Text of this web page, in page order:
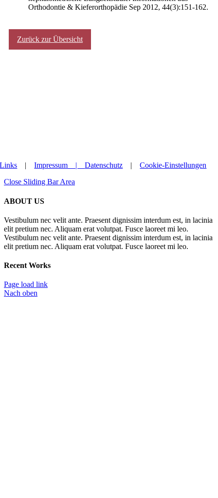
Zurück zur Übersicht
Orthodontie & Kieferorthopädie Sep 2012, 44(3):151-162.
Links |Impressum |Datenschutz |Cookie-Einstellungen
Close Sliding Bar Area
ABOUT US
Vestibulum nec velit ante. Praesent dignissim interdum est, in lacinia
elit pretium nec. Aliquam erat volutpat. Fusce laoreet mi leo.
Vestibulum nec velit ante. Praesent dignissim interdum est, in lacinia
elit pretium nec. Aliquam erat volutpat. Fusce laoreet mi leo.
Recent Works
Page load link
Nach oben